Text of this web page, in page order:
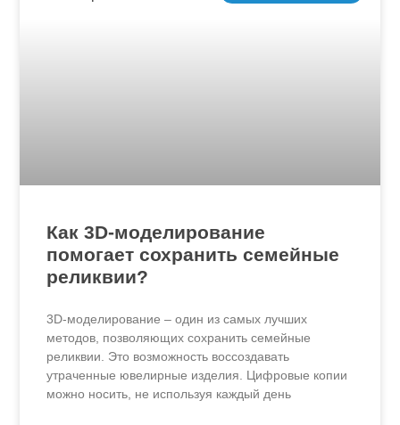
Как 3D-моделирование
помогает сохранить семейные
реликвии?
3D-моделирование – один из самых лучших
методов, позволяющих сохранить семейные
реликвии. Это возможность воссоздавать
утраченные ювелирные изделия. Цифровые копии
можно носить, не используя каждый день